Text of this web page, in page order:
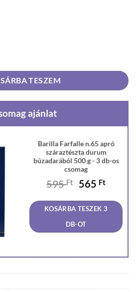
durum búzadarából 500 g
TESZEM
ajánlat
Barilla Farfalle n.65 apró
száraztészta durum
búzadarából 500 g - 3 db-os
csomag
595Ft
Original
was:
595 Ft.
565 Ft
is:
565
KOSÁRBA TESZEK 3
DB-OT